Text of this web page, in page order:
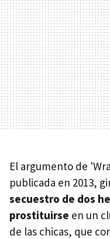
El argumento de
publicada en 2013,
secuestro de dos
prostituirse en un
de las chicas, que